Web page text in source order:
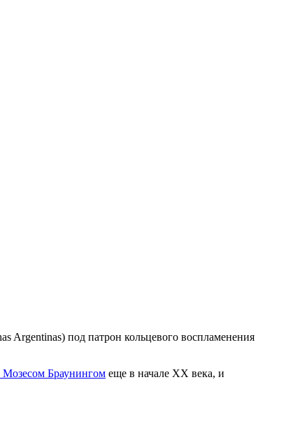
Argentinas) под патрон кольцевого воспламенения
Браунингом еще в начале ХХ века, и